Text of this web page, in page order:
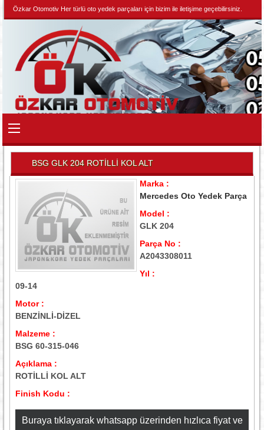
Özkar Otomotiv Her türlü oto yedek parçaları için bizim ile iletişime geçebilirsiniz.
BSG GLK 204 ROTİLLİ KOL ALT
Marka :
Mercedes Oto Yedek Parça
Model :
GLK 204
Parça No :
A2043308011
Yıl :
09-14
Motor :
BENZİNLİ-DİZEL
Malzeme :
BSG 60-315-046
Açıklama :
ROTİLLİ KOL ALT
Finish Kodu :
Buraya tıklayarak whatsapp üzerinden hızlıca fiyat ve